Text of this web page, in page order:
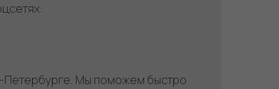
Петербурге. Мы поможем быстро